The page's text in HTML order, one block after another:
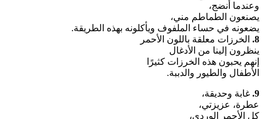
وعندما أنضج،
يصنعون الطماطم مني،
يضعونه في حساء الملفوف ويأكلونه بهذه الطريقة.
8.
الخرزات معلقة باللون الأحمر
ينظرون إلينا من الأدغال
إنهم يحبون هذه الخرزات كثيرًا
الأطفال والطيور والدببة.
9. غابة وحديقة،
عطرة، عزيزتي،
كل الأحمر الوردي،